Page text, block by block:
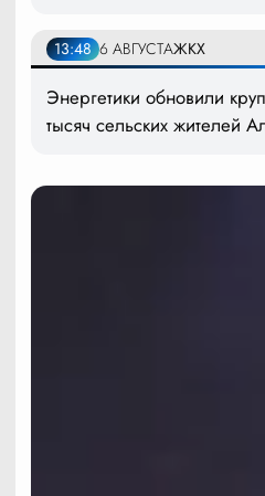
13:48 6 АВГУСТАЖКХ
Энергетики обновили
тысяч сельских жителей